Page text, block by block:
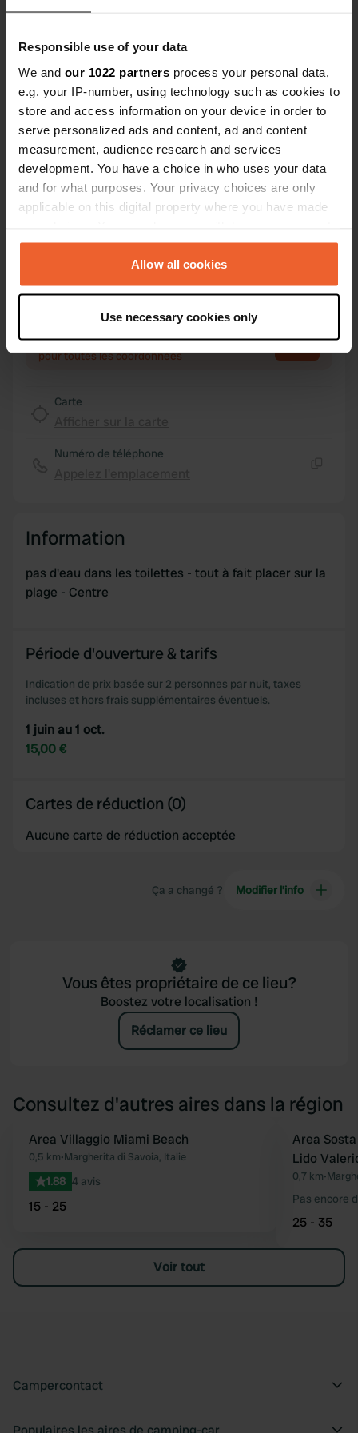
Responsible use of your data
We and our 1022 partners process your personal data,
e.g. your IP-number, using technology such as cookies to
store and access information on your device in order to
serve personalized ads and content, ad and content
measurement, audience research and services
development. You have a choice in who uses your data
and for what purposes. Your privacy choices are only
applicable on this digital property where you have made
any time from the Cookie Declaration or by clicking on
the Privacy trigger icon.
Collect information about your geographical location
which can be accurate to within several meters
Identify your device by actively scanning it for
Find out more about how your personal data is processed
We use cookies to personalise content and ads, to
may combine it with other information that you’ve
of their services.
Allow all cookies
Use necessary cookies only
Contact
Emplacement
Via Barletta
76016, Margherita di Savoia, Italie
Coordonnées
Copie
Code du site
Passer àPRO+
pour toutes les coordonnées
Carte
Numéro de téléphone
Information
pas d'eau dans les toilettes - tout à fait placer sur la
plage - Centre
Période d'ouverture & tarifs
Indication de prix basée sur 2 personnes par nuit, taxes
incluses et hors frais supplémentaires éventuels.
1 juin au 1 oct.
15,00 €
Cartes de réduction (0)
Aucune carte de réduction acceptée
Ça a changé ? Modifier l’info
Vous êtes propriétaire de ce lieu?
Boostez votre localisation !
Réclamer ce lieu
Consultez d'autres aires dans la région
Préféré
Area Villaggio Miami Beach
0,5 km•Margherita di Savoia, Italie
1.88 4 avis
15 - 25
Area
Lido
0,7 km•
Pas encore
25 - 35
Voir tout
Campercontact